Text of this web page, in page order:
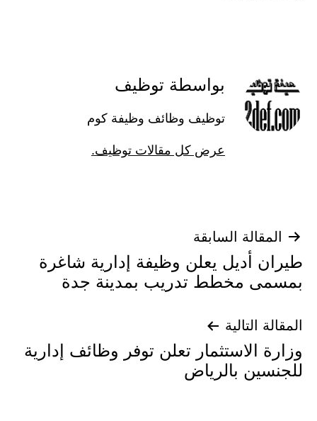
بواسطة توظيف
توظيف وظائف وظيفة كوم
عرض كل مقالات توظيف.
تصفّح
المقالات
المقالة السابقة
طيران أديل يعلن وظيفة إدارية شاغرة
بمسمى مخطط تدريب بمدينة جدة
المقالة التالية
وزارة الاستثمار تعلن توفر وظائف إدارية
للجنسين بالرياض